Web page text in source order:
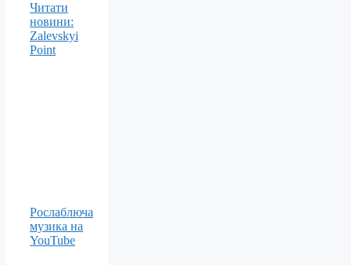
Читати
новини:
Zalevskyi
Point
Рослаблюча
музика на
YouTube